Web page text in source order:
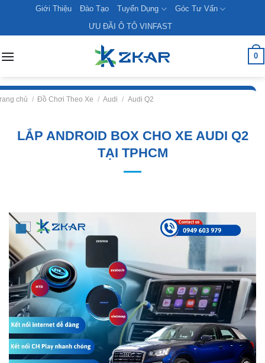
content
Giới Thiệu Đào Tạo Tuyển Dụng
Góc Tư Vấn
ƯU ĐÃI Ô TÔ VINFAST
0
chủ / Đồ Chơi Theo Xe / Audi / Audi Q2
LẮP ANDROID BOX CHO XE AUDI Q2
TẠI TPHCM